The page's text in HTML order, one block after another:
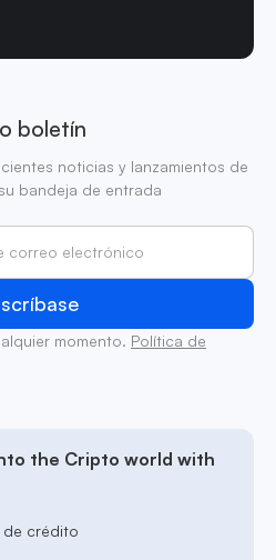
boletín
noticias y lanzamientos de
bandeja de entrada
momento. Política de
the Cripto world with
de crédito